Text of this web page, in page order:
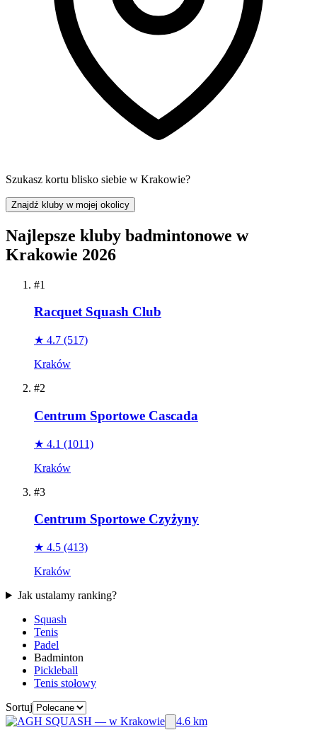
Szukasz kortu blisko siebie w Krakowie?
Znajdź kluby w mojej okolicy
Najlepsze kluby badmintonowe w
Krakowie 2026
#1
Racquet Squash Club
★ 4.7 (517)
Kraków
#2
Centrum Sportowe Cascada
★ 4.1 (1011)
Kraków
#3
Centrum Sportowe Czyżyny
★ 4.5 (413)
Kraków
Jak ustalamy ranking?
Squash
Tenis
Padel
Badminton
Pickleball
Tenis stołowy
Sortuj
4.6 km